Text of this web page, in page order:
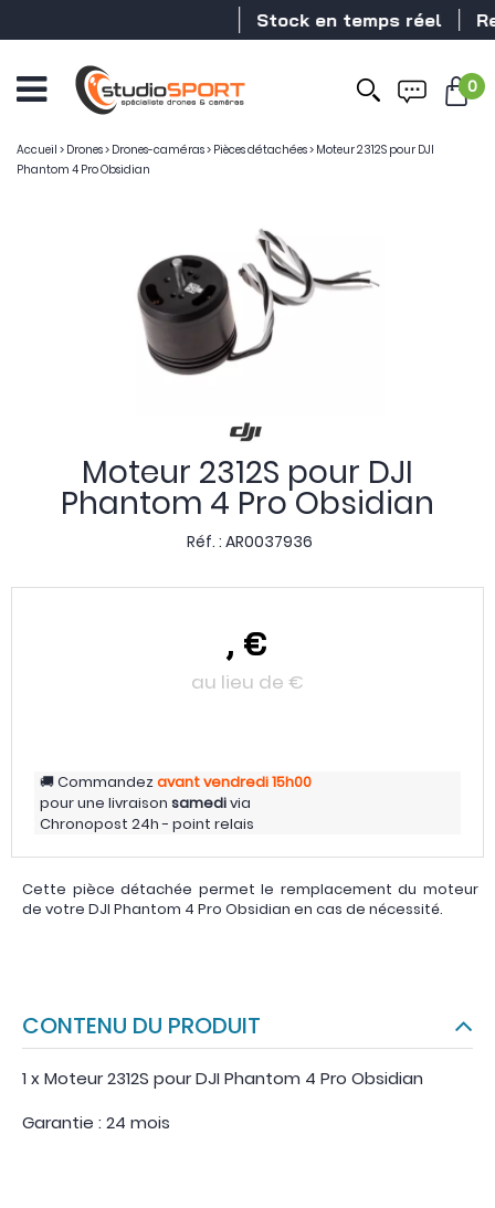
Stock en temps réel
menu
0
Accueil > Drones> Drones-caméras> Pièces détachées> Moteur 2312S pour DJI
Phantom 4 Pro Obsidian
Moteur 2312S pour DJI
Phantom 4 Pro Obsidian
Réf. : AR0037936
, €
au lieu de €
Commandezavant vendredi15h00
pour une livraison samedivia
Chronopost 24h - point relais
Cette pièce détachée permet le remplacement du moteur
de votre DJI Phantom 4 Pro Obsidian en cas de nécessité.
CONTENU DU PRODUIT
1 x Moteur 2312S pour DJI Phantom 4 Pro Obsidian
Garantie : 24 mois